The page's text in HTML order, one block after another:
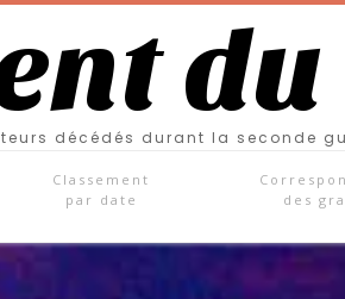
décédés durant la seconde
Classement
par date
des